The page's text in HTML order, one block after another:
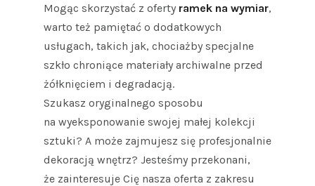
Mogąc skorzystać z oferty ramek na wymiar,
warto też pamiętać o dodatkowych
usługach, takich jak, chociażby specjalne
szkło chroniące materiały archiwalne przed
żółknięciem i degradacją.
Szukasz oryginalnego sposobu
na wyeksponowanie swojej małej kolekcji
sztuki? A może zajmujesz się profesjonalnie
dekoracją wnętrz? Jesteśmy przekonani,
że zainteresuje Cię nasza oferta z zakresu